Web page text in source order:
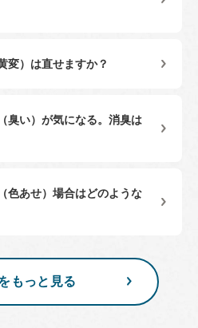
変）は直せますか？
臭い）が気になる。消臭は
色あせ）場合はどのような
もっと見る